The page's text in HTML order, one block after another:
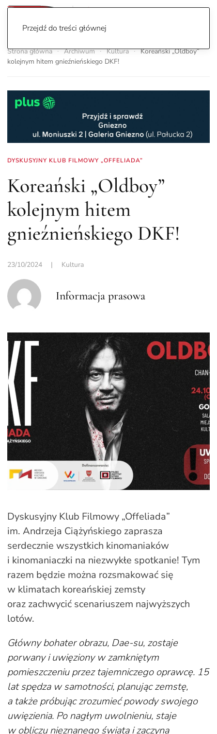
Przejdź do treści głównej
Strona główna Archiwum Kultura
Koreański „Oldboy”
kolejnym hitem gnieźnieńskiego DKF!
DYSKUSYJNY KLUB FILMOWY „OFFELIADA”
Koreański „Oldboy”
kolejnym hitem
gnieźnieńskiego DKF!
23/10/2024 | Kultura
Informacja prasowa
Dyskusyjny Klub Filmowy „Offeliada”
im. Andrzeja Ciążyńskiego zaprasza
serdecznie wszystkich kinomaniaków
i kinomaniaczki na niezwykłe spotkanie! Tym
razem będzie można rozsmakować się
w klimatach koreańskiej zemsty
oraz zachwycić scenariuszem najwyższych
lotów.
Główny bohater obrazu, Dae-su, zostaje
porwany i uwięziony w zamkniętym
pomieszczeniu przez tajemniczego oprawcę. 15
lat spędza w samotności, planując zemstę,
a także próbując zrozumieć powody swojego
uwięzienia. Po nagłym uwolnieniu, staje
w obliczu nieznanego świata i zaczyna